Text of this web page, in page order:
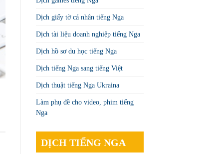
Dịch giấy tờ cá nhân tiếng Nga
Dịch tài liệu doanh nghiệp tiếng Nga
Dịch hồ sơ du học tiếng Nga
Dịch tiếng Nga sang tiếng Việt
Dịch thuật tiếng Nga Ukraina
Làm phụ đề cho video, phim tiếng
Nga
DỊCH TIẾNG NGA